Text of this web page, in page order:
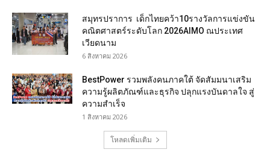
สมุทรปราการ เด็กไทยคว้า10รางวัลการแข่งขัน
คณิตศาสตร์ระดับโลก 2026AIMO ณประเทศ
เวียดนาม
6 สิงหาคม 2026
BestPower รวมพลังคนภาคใต้ จัดสัมมนาเสริม
ความรู้ผลิตภัณฑ์และธุรกิจ ปลุกแรงบันดาลใจ สู่
ความสำเร็จ
1 สิงหาคม 2026
โหลดเพิ่มเติม